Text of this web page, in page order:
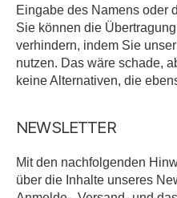
Eingabe des Namens oder
Sie können die
verhindern, indem Sie
nutzen. Das wäre schade,
keine Alternativen, die
NEWSLETTER
Mit den nachfolgenden
über die Inhalte unseres